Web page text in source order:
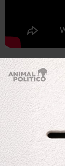
Harrison acabó
inconsciente” y
4- Michael
something”
La canción
de 1983 de
más exitosos de